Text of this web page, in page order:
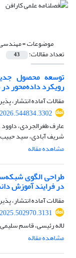
موضوعات =
تعداد مقالات: 43
توسعه محصول
رویکرد داده‌محور در
مقالات آماده انتشار،
عارف طغرالجردی،
شریف آبادی، سید حبیب
مشاهده مقاله
طراحی الگوی
در فرایند آموزش
مقالات آماده انتشار،
لاله رئیسی، قاسم
مشاهده مقاله